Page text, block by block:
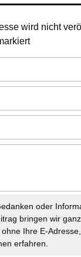
wird nicht
oder
bringen wir
Ihre E-
erfahren.